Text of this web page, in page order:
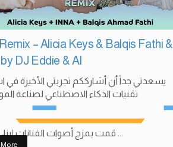
– Alicia Keys & Balqis Fathi &
by DJ Eddie & AI
يسعدني جداً أن أشارككم تجربتي الأخيرة في
تقنيات الذكاء الاصطناعي لصناعة
قمت بمزج أصوات الفنانات إينا، بلقيس ...